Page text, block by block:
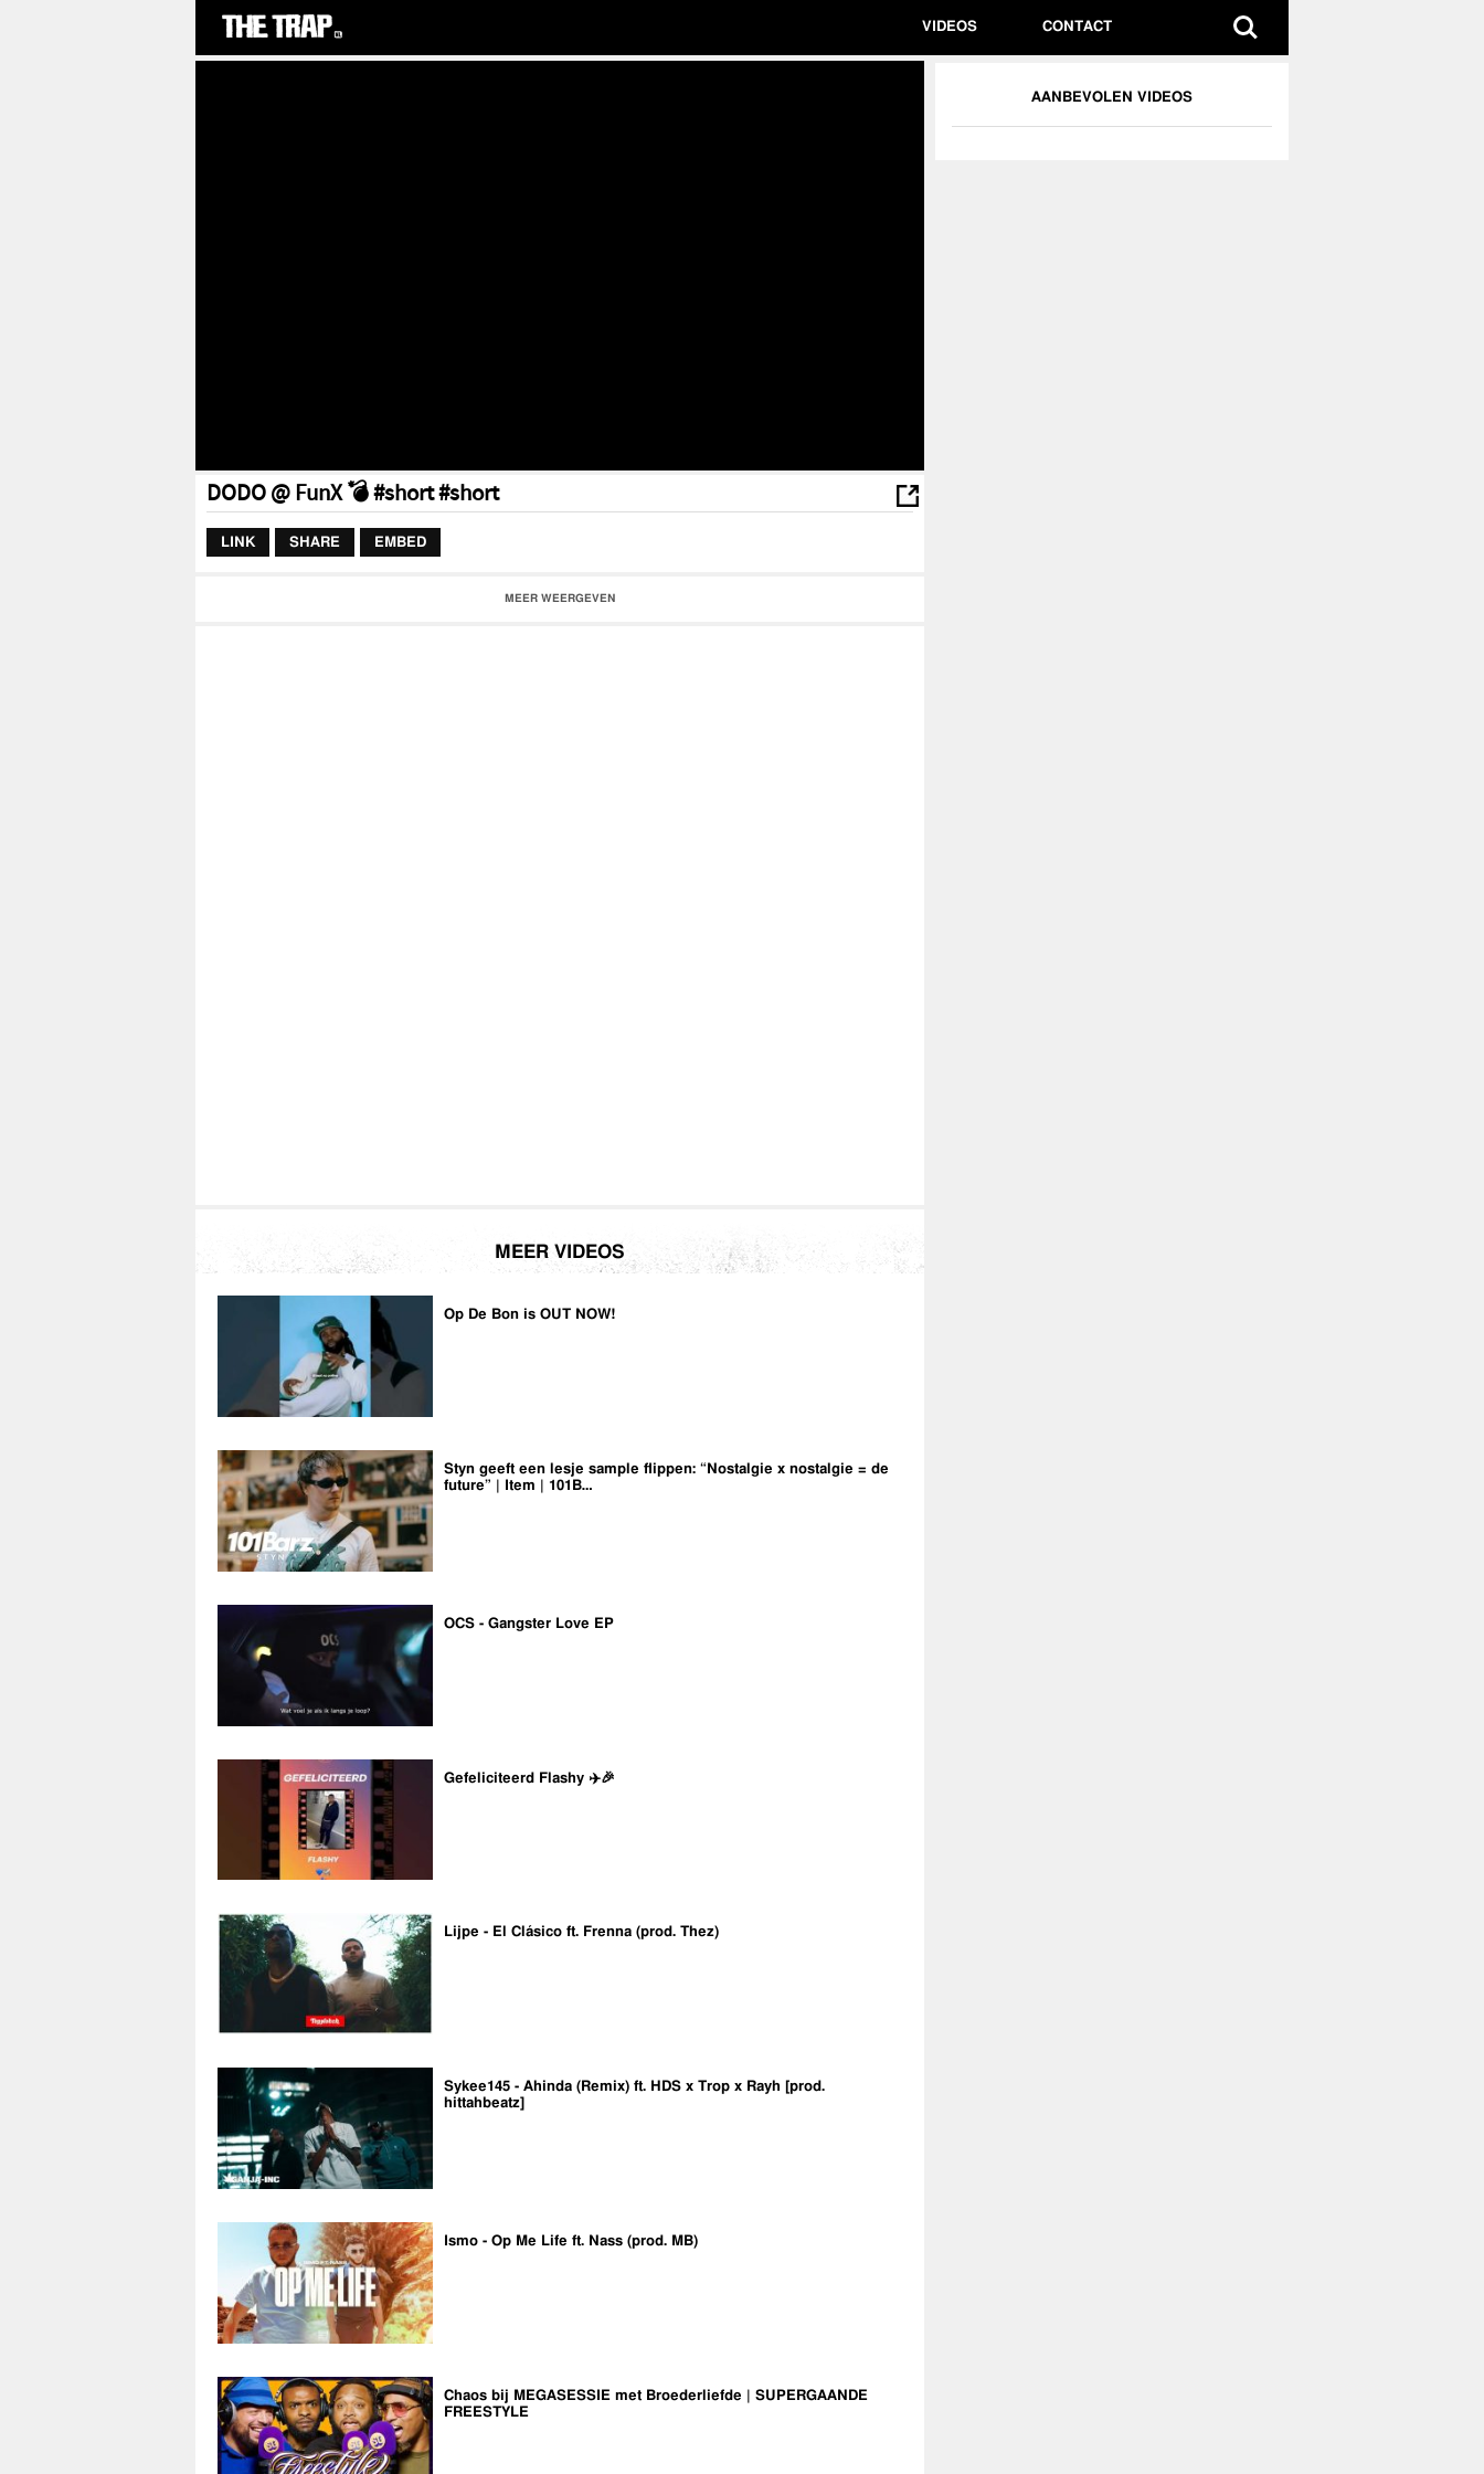
VIDEOS CONTACT
AANBEVOLEN VIDEOS
DODO @ FunX 💣 #short #short
LINK SHARE EMBED
MEER WEERGEVEN
MEER VIDEOS
Op De Bon is OUT NOW!
Styn geeft een lesje sample flippen: “Nostalgie x nostalgie = de
future” | Item | 101B…
OCS - Gangster Love EP
Gefeliciteerd Flashy ✈️🎉
Lijpe - El Clásico ft. Frenna (prod. Thez)
Sykee145 - Ahinda (Remix) ft. HDS x Trop x Rayh [prod.
hittahbeatz]
Ismo - Op Me Life ft. Nass (prod. MB)
Chaos bij MEGASESSIE met Broederliefde | SUPERGAANDE
FREESTYLE